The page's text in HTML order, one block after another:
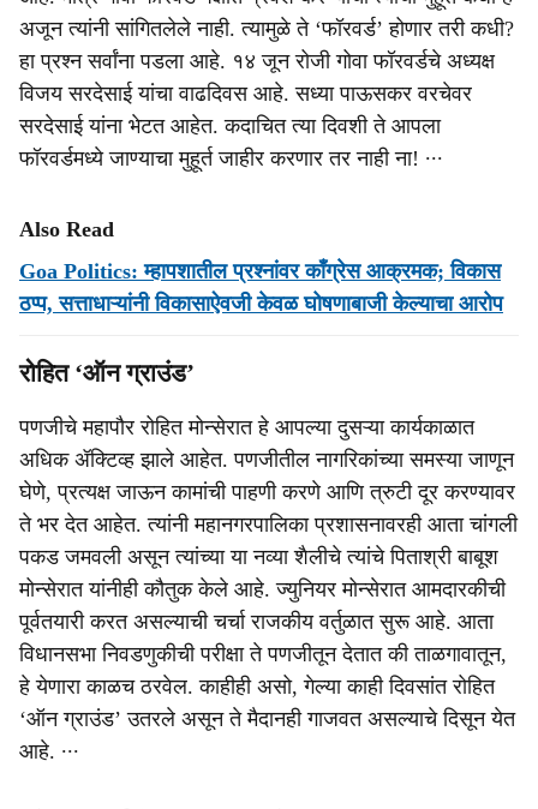
अजून त्यांनी सांगितलेले नाही. त्यामुळे ते ‘फॉरवर्ड’ होणार तरी कधी?
हा प्रश्न सर्वांना पडला आहे. १४ जून रोजी गोवा फॉरवर्डचे अध्यक्ष
विजय सरदेसाई यांचा वाढदिवस आहे. सध्या पाऊसकर वरचेवर
सरदेसाई यांना भेटत आहेत. कदाचित त्या दिवशी ते आपला
फॉरवर्डमध्ये जाण्याचा मुहूर्त जाहीर करणार तर नाही ना! ∙∙∙
Also Read
Goa Politics: म्हापशातील प्रश्नांवर काँग्रेस आक्रमक; विकास
ठप्प, सत्ताधाऱ्यांनी विकासाऐवजी केवळ घोषणाबाजी केल्याचा आरोप
रोहित ‘ऑन ग्राउंड’
पणजीचे महापौर रोहित मोन्सेरात हे आपल्या दुसऱ्या कार्यकाळात
अधिक ॲक्टिव्ह झाले आहेत. पणजीतील नागरिकांच्या समस्या जाणून
घेणे, प्रत्यक्ष जाऊन कामांची पाहणी करणे आणि त्रुटी दूर करण्यावर
ते भर देत आहेत. त्यांनी महानगरपालिका प्रशासनावरही आता चांगली
पकड जमवली असून त्यांच्या या नव्या शैलीचे त्यांचे पिताश्री बाबूश
मोन्सेरात यांनीही कौतुक केले आहे. ज्युनियर मोन्सेरात आमदारकीची
पूर्वतयारी करत असल्याची चर्चा राजकीय वर्तुळात सुरू आहे. आता
विधानसभा निवडणुकीची परीक्षा ते पणजीतून देतात की ताळगावातून,
हे येणारा काळच ठरवेल. काहीही असो, गेल्या काही दिवसांत रोहित
‘ऑन ग्राउंड’ उतरले असून ते मैदानही गाजवत असल्याचे दिसून येत
आहे. ∙∙∙